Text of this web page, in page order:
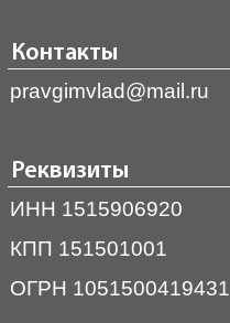
Контакты
pravgimvlad@mail.ru
Реквизиты
ИНН 1515906920
КПП 151501001
ОГРН 1051500419431